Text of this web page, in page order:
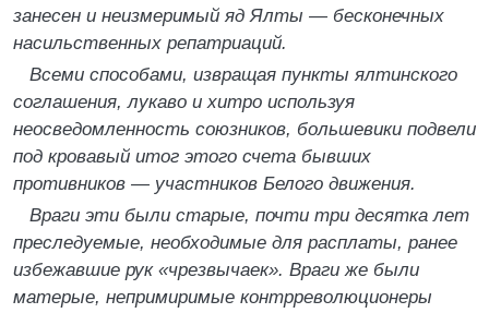
занесен и неизмеримый яд Ялты — бесконечных
насильственных репатриаций.
Всеми способами, извращая пункты ялтинского
соглашения, лукаво и хитро используя
неосведомленность союзников, большевики подвели
под кровавый итог этого счета бывших
противников — участников Белого движения.
Враги эти были старые, почти три десятка лет
преследуемые, необходимые для расплаты, ранее
избежавшие рук «чрезвычаек». Враги же были
матерые, непримиримые контрреволюционеры